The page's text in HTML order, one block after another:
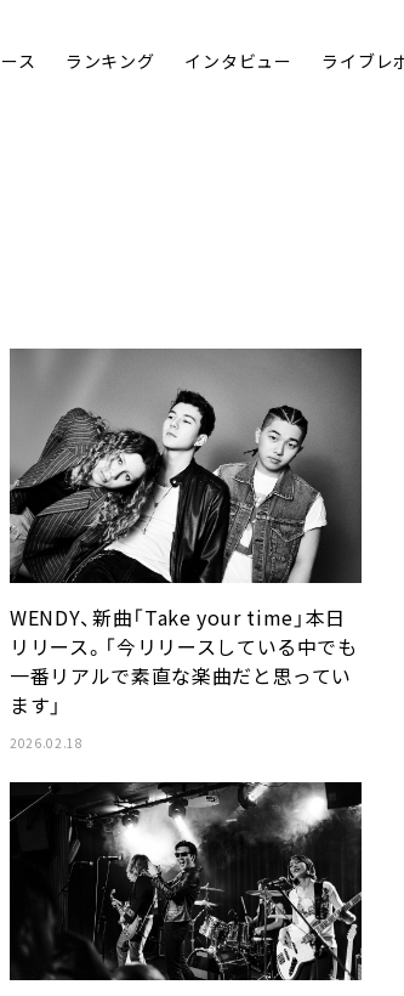
ス ランキング インタビュー ライブレ
WENDY、新曲「Take your time」本日
リリース。「今リリースしている中でも
一番リアルで素直な楽曲だと思ってい
ます」
2026.02.18